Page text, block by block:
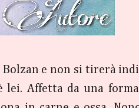
e non si tirerà
lei. Affetta da una